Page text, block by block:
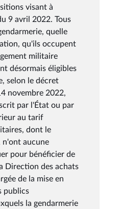
visant à
9 avril 2022. Tous
quelle
qu'ils occupent
militaire
désormais éligibles
selon le décret
novembre 2022,
par l'État ou par
au tarif
dont le
n'ont aucune
pour bénéficier de
Direction des achats
de la mise en
publics
la gendarmerie